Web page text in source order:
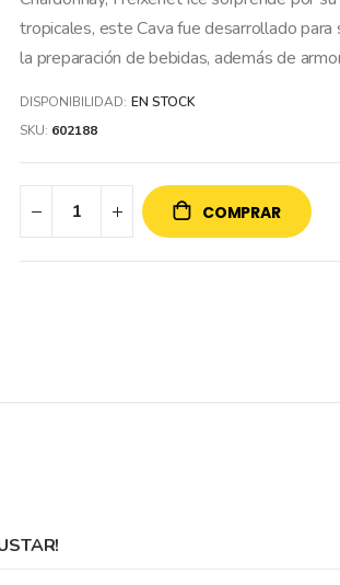
tropicales, este Cava fue desarrollado
la preparación de bebidas, además de
DISPONIBILIDAD: EN STOCK
SKU 602188
COMPRAR